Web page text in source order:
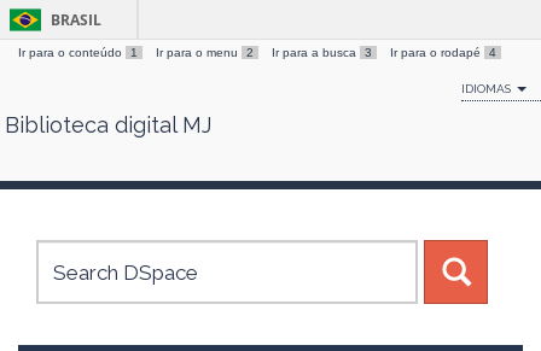
Skip
BRASIL
Ir para o conteúdo 1 Ir para o menu 2 Ir para a busca 3 Ir para o rodapé 4
IDIOMAS
Biblioteca digital MJ